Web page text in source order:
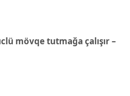
mövqe tutmağa çalışır –